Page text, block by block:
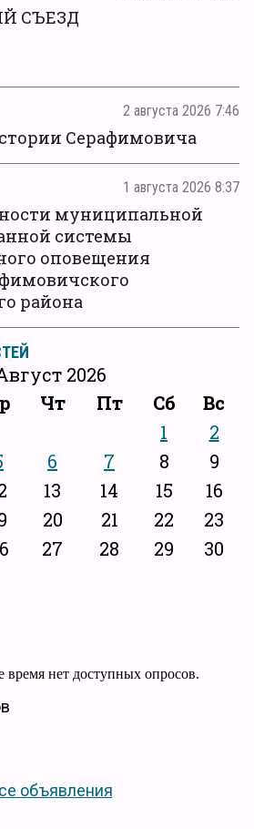
СЪЕЗД
2 августа 2026 7:46
Серафимовича
1 августа 2026 8:37
муниципальной
системы
оповещения
района
2026
Чт Пт Сб Вс
1
2
6 7 8
9
13 14 15
16
20 21 22
23
27 28 29
30
время нет доступных опросов.
объявления